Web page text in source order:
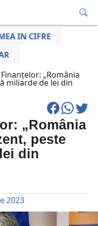
IN CIFRE
„România
miliarde de lei din
„România
peste
din
2023